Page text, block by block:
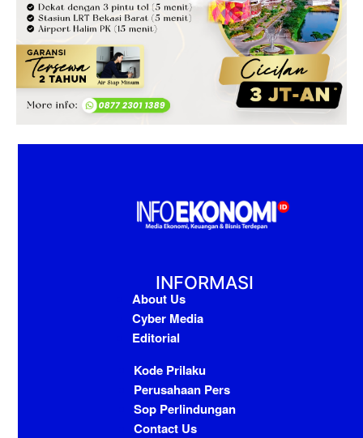
INFORMASI
About Us
Cyber Media
Editorial
Kode Prilaku
Perusahaan Pers
Sop Perlindungan
Contact Us